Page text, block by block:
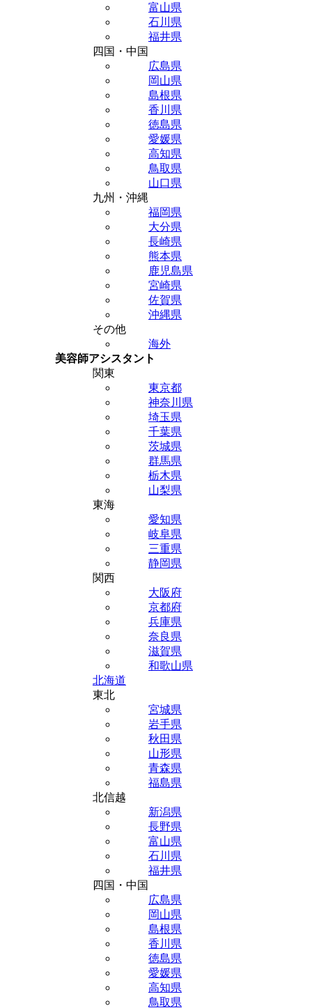
富山県
石川県
福井県
四国・中国
広島県
岡山県
島根県
香川県
徳島県
愛媛県
高知県
鳥取県
山口県
九州・沖縄
福岡県
大分県
長崎県
熊本県
鹿児島県
宮崎県
佐賀県
沖縄県
その他
海外
美容師アシスタント
関東
東京都
神奈川県
埼玉県
千葉県
茨城県
群馬県
栃木県
山梨県
東海
愛知県
岐阜県
三重県
静岡県
関西
大阪府
京都府
兵庫県
奈良県
滋賀県
和歌山県
北海道
東北
宮城県
岩手県
秋田県
山形県
青森県
福島県
北信越
新潟県
長野県
富山県
石川県
福井県
四国・中国
広島県
岡山県
島根県
香川県
徳島県
愛媛県
高知県
鳥取県